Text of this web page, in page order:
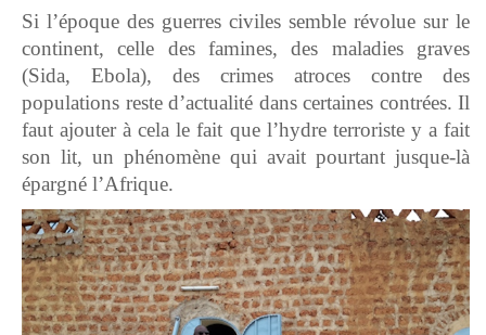
Si l’époque des guerres civiles semble révolue sur le
continent, celle des famines, des maladies graves
(Sida, Ebola), des crimes atroces contre des
populations reste d’actualité dans certaines contrées. Il
faut ajouter à cela le fait que l’hydre terroriste y a fait
son lit, un phénomène qui avait pourtant jusque-là
épargné l’Afrique.